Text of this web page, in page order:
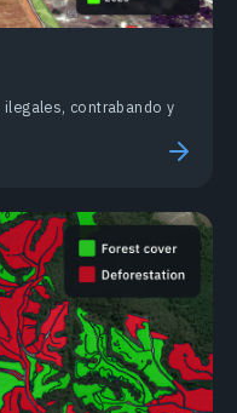
contrabando y